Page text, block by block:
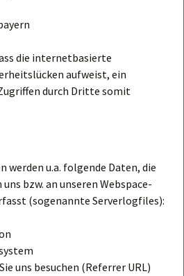
die internetbasierte
aufweist, ein
durch Dritte somit
werden u.a. folgende Daten, die
bzw. an unseren Webspace-
(sogenannte Serverlogfiles):
uns besuchen (Referrer URL)